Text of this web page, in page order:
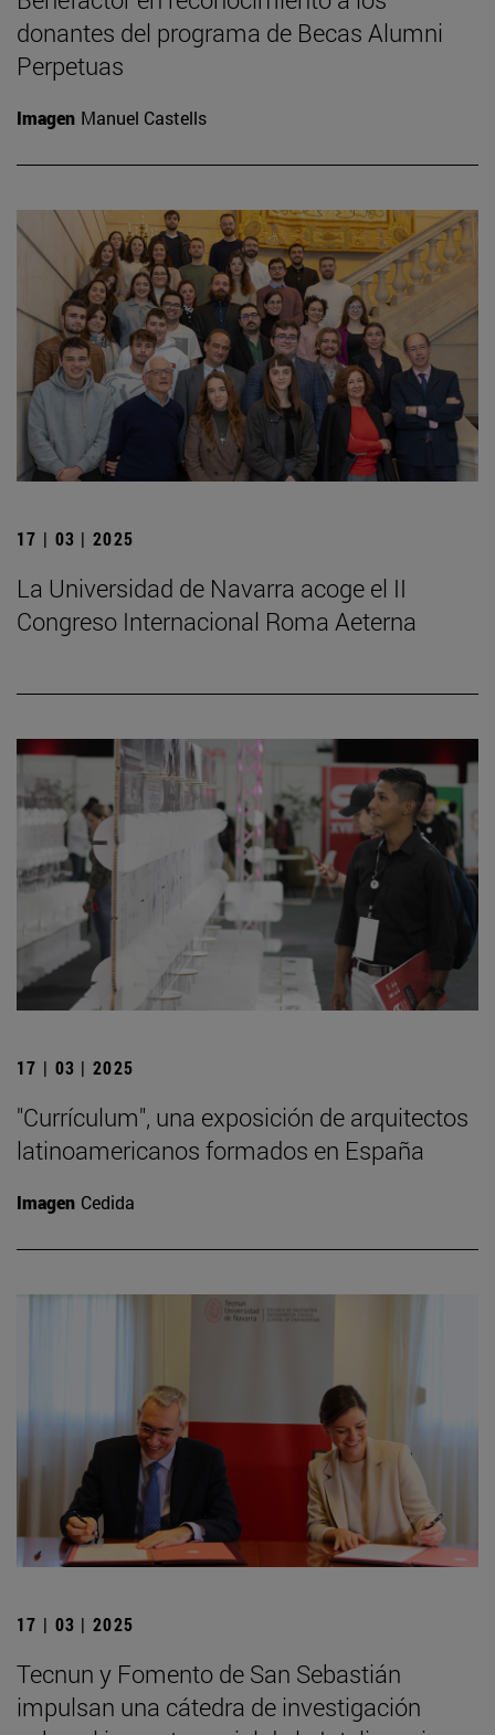
donantes del programa de Becas Alumni
Perpetuas
Imagen Manuel Castells
17 | 03 | 2025
La Universidad de Navarra acoge el II
Congreso Internacional Roma Aeterna
17 | 03 | 2025
"Currículum", una exposición de arquitectos
latinoamericanos formados en España
Imagen Cedida
17 | 03 | 2025
Tecnun y Fomento de San Sebastián
impulsan una cátedra de investigación